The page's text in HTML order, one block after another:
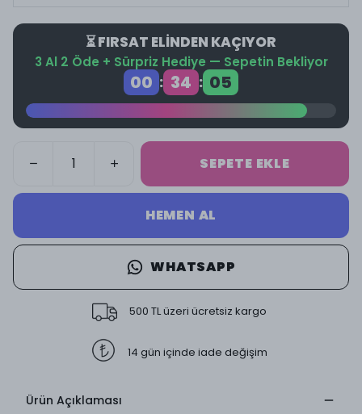
⏳ FIRSAT ELİNDEN KAÇIYOR
3 Al 2 Öde + Sürpriz Hediye — Sepetin Bekliyor
00 : 34 : 05
SEPETE EKLE
HEMEN AL
WHATSAPP
500 TL üzeri ücretsiz kargo
14 gün içinde iade değişim
Ürün Açıklaması